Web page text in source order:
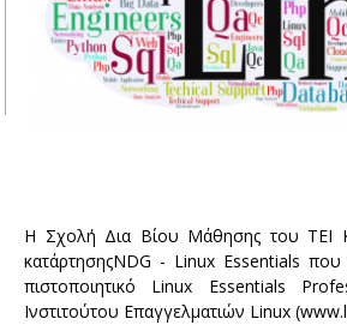
Η Σχολή Δια Βίου Μάθησης του ΤΕΙ
κατάρτησηςNDG - Linux Essentials
πιστοποιητικό Linux Essentials
Ινστιτούτου Επαγγελματιών Linux